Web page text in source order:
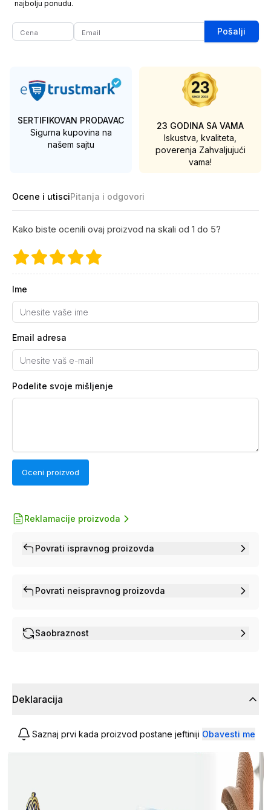
najbolju ponudu.
Pošalji
SERTIFIKOVAN PRODAVAC
Sigurna kupovina na
našem sajtu
23 GODINA SA VAMA
Iskustva, kvaliteta,
poverenja Zahvaljujući
vama!
Ocene i utisciPitanja i odgovori
Kako biste ocenili ovaj proizvod na skali od 1 do 5?
Ime
Email adresa
Podelite svoje mišljenje
Oceni proizvod
Reklamacije proizvoda
Povrati ispravnog proizovda
Povrati neispravnog proizovda
Saobraznost
Deklaracija
Saznaj prvi kada proizvod postane jeftiniji Obavesti me